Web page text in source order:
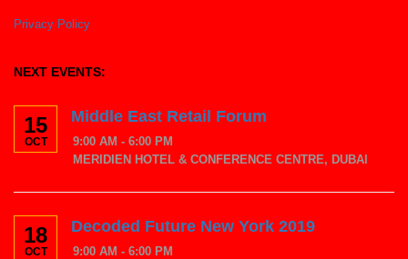
Privacy Policy
NEXT EVENTS:
15
OCT
Middle East Retail Forum
9:00 AM - 6:00 PM
MERIDIEN HOTEL & CONFERENCE CENTRE, DUBAI
18
OCT
Decoded Future New York 2019
9:00 AM - 6:00 PM